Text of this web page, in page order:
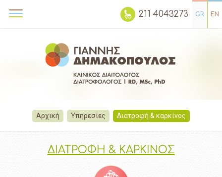
GR EN
211 4043273
Αρχική Υπηρεσίες Διατροφή & καρκίνος
ΔΙΑΤΡΟΦΗ & ΚΑΡΚΙΝΟΣ